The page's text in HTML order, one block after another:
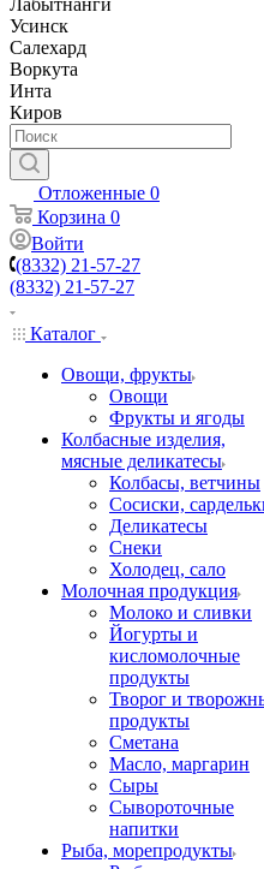
Лабытнанги
Усинск
Салехард
Воркута
Инта
Киров
Отложенные 0
Корзина 0
Войти
(8332) 21-57-27
(8332) 21-57-27
Каталог
Овощи, фрукты
Овощи
Фрукты и ягоды
Колбасные изделия,
мясные деликатесы
Колбасы, ветчины
Сосиски,
Деликатесы
Снеки
Холодец, сало
Молочная продукция
Молоко и сливки
Йогурты и
кисломолочные
продукты
Творог и
продукты
Сметана
Масло, маргарин
Сыры
Сывороточные
напитки
Рыба, морепродукты